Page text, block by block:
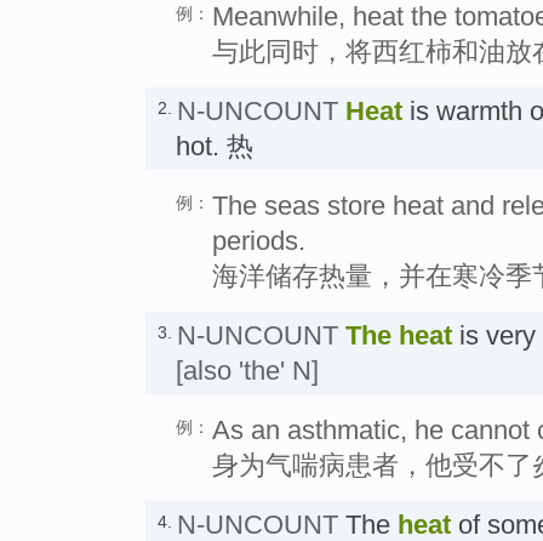
例： Meanwhile, heat the
与此同时，将西红柿和油放
2. N-UNCOUNT Heat is warmth
hot. 热
例： The seas store heat and
periods.
海洋储存热量，并在寒冷季
3. N-UNCOUNT The heat is
[also 'the' N]
例： As an asthmatic, he cannot
身为气喘病患者，他受不了
4. N-UNCOUNT The heat of